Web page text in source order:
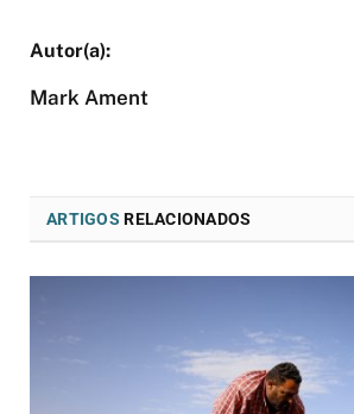
Mark Ament
ARTIGOS RELACIONADOS